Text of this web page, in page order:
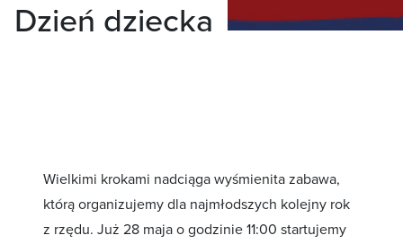
Dzień dziecka
Wielkimi krokami nadciąga wyśmienita zabawa,
którą organizujemy dla najmłodszych kolejny rok
z rzędu. Już 28 maja o godzinie 11:00 startujemy